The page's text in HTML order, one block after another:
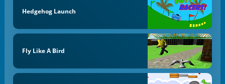
Hedgehog Launch
Fly Like A Bird